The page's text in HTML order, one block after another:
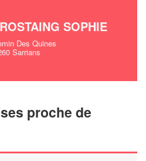
SOPHIE
Des Quines
Sarrians
proche de